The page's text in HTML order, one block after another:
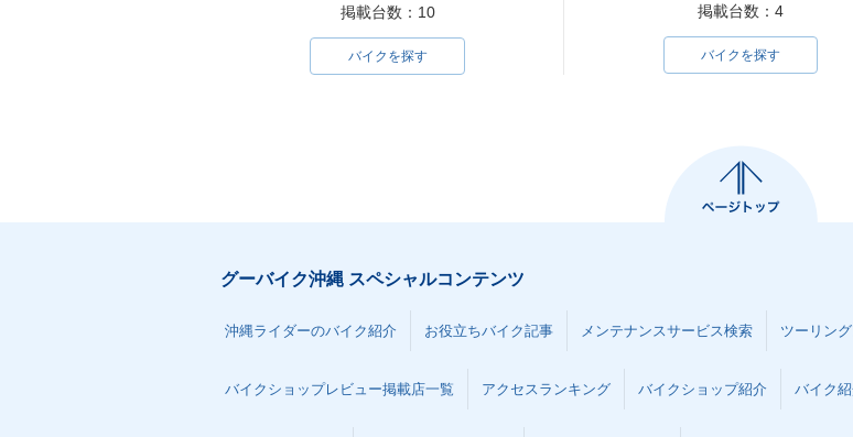
掲載台数：10
バイクを探す
掲載台数：4
バイクを探す
グーバイク沖縄 スペシャルコンテンツ
沖縄ライダーのバイク紹介 お役立ちバイク記事 メンテナンスサービス検索 ツーリン
バイクショップレビュー掲載店一覧 アクセスランキング バイクショップ紹介 バイク